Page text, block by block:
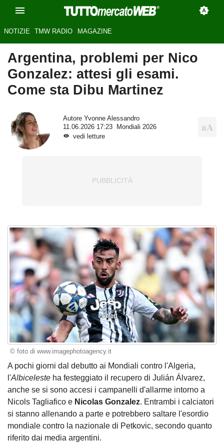
NOTIZIE TMW RADIO MAGAZINE
Argentina, problemi per Nico
Gonzalez: attesi gli esami.
Come sta Dibu Martinez
Autore Yvonne Alessandro
11.06.2026 17:23
Mondiali 2026
vedi letture
© foto di www.imagephotoagency.it
A pochi giorni dal debutto ai Mondiali contro l'Algeria,
l'Albiceleste ha festeggiato il recupero di Julián Álvarez,
anche se si sono accesi i campanelli d'allarme intorno a
Nicols Tagliafico e Nicolas Gonzalez. Entrambi i calciatori
si stanno allenando a parte e potrebbero saltare l'esordio
mondiale contro la nazionale di Petkovic, secondo quanto
riferito dai media argentini.